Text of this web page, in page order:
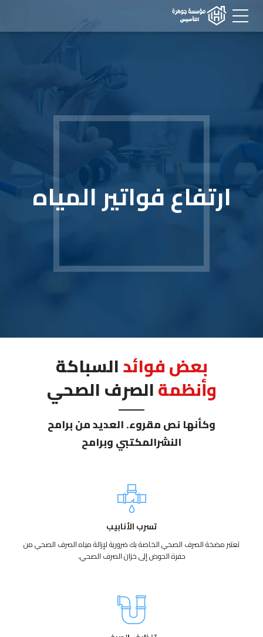
ارتفاع فواتير المياه
بعض فوائدالسباكة
وأنظمةالصرف الصحي
وكأنها نص مقروء. العديد من برامح
النشرالمكتبي وبرامح
تسرب الأنابيب
تعتبر مضخة الصرف الصحي الخاصة بك ضرورية لإزالة مياه الصرف الصحي من
حفرة الحوض إلى خزان الصرف الصحي.